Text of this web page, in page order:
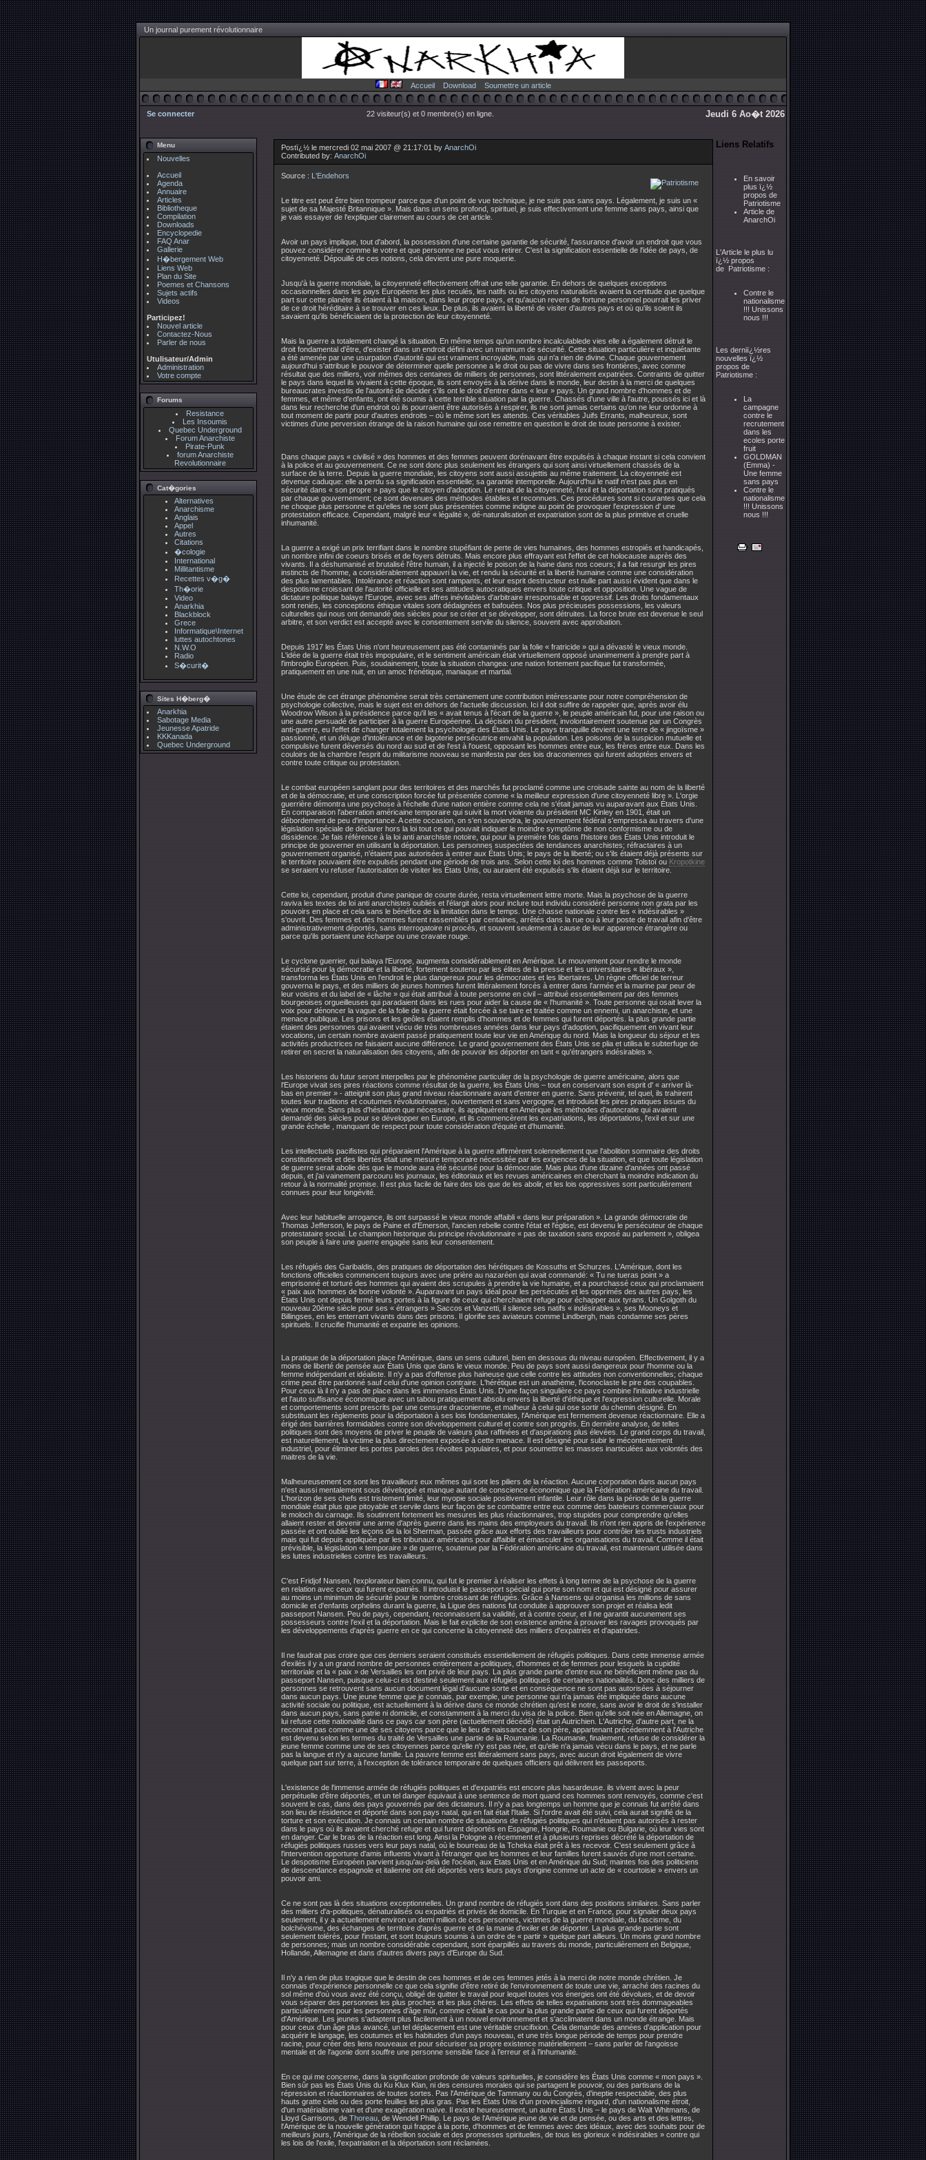
Un journal purement révolutionnaire
Accueil Download Soumettre un article
Se connecter 22 visiteur(s) et 0 membre(s) en ligne. Jeudi 6 Ao�t 2026
Menu
Nouvelles
Accueil
Agenda
Annuaire
Articles
Bibliotheque
Compilation
Downloads
Encyclopedie
FAQ Anar
Gallerie
H�bergement Web
Liens Web
Plan du Site
Poemes et Chansons
Sujets actifs
Videos
Participez!
Nouvel article
Contactez-Nous
Parler de nous
Utulisateur/Admin
Administration
Votre compte
Forums
Resistance
Les Insoumis
Quebec Underground
Forum Anarchiste
Pirate-Punk
forum Anarchiste
Revolutionnaire
Cat�gories
Alternatives
Anarchisme
Anglais
Appel
Autres
Citations
�cologie
International
Millitantisme
Recettes v�g�
Th�orie
Video
Anarkhia
Blackblock
Grece
Informatique\Internet
luttes autochtones
N.W.O
Radio
S�curit�
Sites H�berg�
Anarkhia
Sabotage Media
Jeunesse Apatride
KKKanada
Quebec Underground
Postï¿½ le mercredi 02 mai 2007 @ 21:17:01 by AnarchOi
Contributed by: AnarchOi
Source : L'Endehors
Le titre est peut être bien trompeur parce que d'un point de vue technique, je ne suis pas sans pays. Légalement, je suis un «
sujet de sa Majesté Britannique ». Mais dans un sens profond, spirituel, je suis effectivement une femme sans pays, ainsi que
je vais essayer de l'expliquer clairement au cours de cet article.
Avoir un pays implique, tout d'abord, la possession d'une certaine garantie de sécurité, l'assurance d'avoir un endroit que vous
pouvez considérer comme le votre et que personne ne peut vous retirer. C'est la signification essentielle de l'idée de pays, de
citoyenneté. Dépouillé de ces notions, cela devient une pure moquerie.
Jusqu'à la guerre mondiale, la citoyenneté effectivement offrait une telle garantie. En dehors de quelques exceptions
occasionnelles dans les pays Européens les plus reculés, les natifs ou les citoyens naturalisés avaient la certitude que quelque
part sur cette planète ils étaient à la maison, dans leur propre pays, et qu'aucun revers de fortune personnel pourrait les priver
de ce droit héréditaire à se trouver en ces lieux. De plus, ils avaient la liberté de visiter d'autres pays et où qu'ils soient ils
savaient qu'ils bénéficiaient de la protection de leur citoyenneté.
Mais la guerre a totalement changé la situation. En même temps qu'un nombre incalculablede vies elle a également détruit le
droit fondamental d'être, d'exister dans un endroit défini avec un minimum de sécurité. Cette situation particulière et inquiétante
a été amenée par une usurpation d'autorité qui est vraiment incroyable, mais qui n'a rien de divine. Chaque gouvernement
aujourd'hui s'attribue le pouvoir de déterminer quelle personne a le droit ou pas de vivre dans ses frontières, avec comme
résultat que des milliers, voir mêmes des centaines de milliers de personnes, sont littéralement expatriées. Contraints de quitter
le pays dans lequel ils vivaient à cette époque, ils sont envoyés à la dérive dans le monde, leur destin à la merci de quelques
bureaucrates investis de l'autorité de décider s'ils ont le droit d'entrer dans « leur » pays. Un grand nombre d'hommes et de
femmes, et même d'enfants, ont été soumis à cette terrible situation par la guerre. Chassés d'une ville à l'autre, poussés ici et là
dans leur recherche d'un endroit où ils pourraient être autorisés à respirer, ils ne sont jamais certains qu'on ne leur ordonne à
tout moment de partir pour d'autres endroits – où le même sort les attends. Ces véritables Juifs Errants, malheureux, sont
victimes d'une perversion étrange de la raison humaine qui ose remettre en question le droit de toute personne à exister.
Dans chaque pays « civilisé » des hommes et des femmes peuvent dorénavant être expulsés à chaque instant si cela convient
à la police et au gouvernement. Ce ne sont donc plus seulement les étrangers qui sont ainsi virtuellement chassés de la
surface de la terre. Depuis la guerre mondiale, les citoyens sont aussi assujettis au même traitement. La citoyenneté est
devenue caduque: elle a perdu sa signification essentielle; sa garantie intemporelle. Aujourd'hui le natif n'est pas plus en
sécurité dans « son propre » pays que le citoyen d'adoption. Le retrait de la citoyenneté, l'exil et la déportation sont pratiqués
par chaque gouvernement; ce sont devenues des méthodes établies et reconnues. Ces procédures sont si courantes que cela
ne choque plus personne et qu'elles ne sont plus présentées comme indigne au point de provoquer l'expression d' une
protestation efficace. Cependant, malgré leur « légalité », dé-naturalisation et expatriation sont de la plus primitive et cruelle
inhumanité.
La guerre a exigé un prix terrifiant dans le nombre stupéfiant de perte de vies humaines, des hommes estropiés et handicapés,
un nombre infini de coeurs brisés et de foyers détruits. Mais encore plus effrayant est l'effet de cet holocauste auprès des
vivants. Il a déshumanisé et brutalisé l'être humain, il a injecté le poison de la haine dans nos coeurs; il a fait resurgir les pires
instincts de l'homme, a considérablement appauvri la vie, et rendu la sécurité et la liberté humaine comme une considération
des plus lamentables. Intolérance et réaction sont rampants, et leur esprit destructeur est nulle part aussi évident que dans le
despotisme croissant de l'autorité officielle et ses attitudes autocratiques envers toute critique et opposition. Une vague de
dictature politique balaye l'Europe, avec ses affres inévitables d'arbitraire irresponsable et oppressif. Les droits fondamentaux
sont reniés, les conceptions éthique vitales sont dédaignées et bafouées. Nos plus précieuses possessions, les valeurs
culturelles qui nous ont demandé des siècles pour se créer et se développer, sont détruites. La force brute est devenue le seul
arbitre, et son verdict est accepté avec le consentement servile du silence, souvent avec approbation.
Depuis 1917 les États Unis n'ont heureusement pas été contaminés par la folie « fratricide » qui a dévasté le vieux monde.
L'idée de la guerre était très impopulaire, et le sentiment américain était virtuellement opposé unanimement à prendre part à
l'imbroglio Européen. Puis, soudainement, toute la situation changea: une nation fortement pacifique fut transformée,
pratiquement en une nuit, en un amoc frénétique, maniaque et martial.
Une étude de cet étrange phénomène serait très certainement une contribution intéressante pour notre compréhension de
psychologie collective, mais le sujet est en dehors de l'actuelle discussion. Ici il doit suffire de rappeler que, après avoir élu
Woodrow Wilson à la présidence parce qu'il les « avait tenus à l'écart de la guerre », le peuple américain fut, pour une raison ou
une autre persuadé de participer à la guerre Européenne. La décision du président, involontairement soutenue par un Congrès
anti-guerre, eu l'effet de changer totalement la psychologie des États Unis. Le pays tranquille devient une terre de « jingoïsme »
passionné, et un déluge d'intolérance et de bigoterie persécutrice envahit la population. Les poisons de la suspicion mutuelle et
compulsive furent déversés du nord au sud et de l'est à l'ouest, opposant les hommes entre eux, les frères entre eux. Dans les
couloirs de la chambre l'esprit du militarisme nouveau se manifesta par des lois draconiennes qui furent adoptées envers et
contre toute critique ou protestation.
Le combat européen sanglant pour des territoires et des marchés fut proclamé comme une croisade sainte au nom de la liberté
et de la démocratie, et une conscription forcée fut présentée comme « la meilleur expression d'une citoyenneté libre ». L'orgie
guerrière démontra une psychose à l'échelle d'une nation entière comme cela ne s'était jamais vu auparavant aux États Unis.
En comparaison l'aberration américaine temporaire qui suivit la mort violente du président MC Kinley en 1901, était un
débordement de peu d'importance. A cette occasion, on s'en souviendra, le gouvernement fédéral s'empressa au travers d'une
législation spéciale de déclarer hors la loi tout ce qui pouvait indiquer le moindre symptôme de non conformisme ou de
dissidence. Je fais référence à la loi anti anarchiste notoire, qui pour la première fois dans l'histoire des États Unis introduit le
principe de gouverner en utilisant la déportation. Les personnes suspectées de tendances anarchistes; réfractaires à un
gouvernement organisé, n'étaient pas autorisées à entrer aux États Unis; le pays de la liberté; ou s'ils étaient déjà présents sur
le territoire pouvaient être expulsés pendant une période de trois ans. Selon cette loi des hommes comme Tolstoï ou Kropotkine
se seraient vu refuser l'autorisation de visiter les États Unis, ou auraient été expulsés s'ils étaient déjà sur le territoire.
Cette loi, cependant, produit d'une panique de courte durée, resta virtuellement lettre morte. Mais la psychose de la guerre
raviva les textes de loi anti anarchistes oubliés et l'élargit alors pour inclure tout individu considéré personne non grata par les
pouvoirs en place et cela sans le bénéfice de la limitation dans le temps. Une chasse nationale contre les « indésirables »
s'ouvrit. Des femmes et des hommes furent rassemblés par centaines, arrêtés dans la rue ou à leur poste de travail afin d'être
administrativement déportés, sans interrogatoire ni procès, et souvent seulement à cause de leur apparence étrangère ou
parce qu'ils portaient une écharpe ou une cravate rouge.
Le cyclone guerrier, qui balaya l'Europe, augmenta considérablement en Amérique. Le mouvement pour rendre le monde
sécurisé pour la démocratie et la liberté, fortement soutenu par les élites de la presse et les universitaires « libéraux »,
transforma les États Unis en l'endroit le plus dangereux pour les démocrates et les libertaires. Un règne officiel de terreur
gouverna le pays, et des milliers de jeunes hommes furent littéralement forcés à entrer dans l'armée et la marine par peur de
leur voisins et du label de « lâche » qui était attribué à toute personne en civil – attribué essentiellement par des femmes
bourgeoises orgueilleuses qui paradaient dans les rues pour aider la cause de « l'humanité ». Toute personne qui osait lever la
voix pour dénoncer la vague de la folie de la guerre était forcée à se taire et traitée comme un ennemi, un anarchiste, et une
menace publique. Les prisons et les geôles étaient remplis d'hommes et de femmes qui furent déportés. la plus grande partie
étaient des personnes qui avaient vécu de très nombreuses années dans leur pays d'adoption, pacifiquement en vivant leur
vocations, un certain nombre avaient passé pratiquement toute leur vie en Amérique du nord. Mais la longueur du séjour et les
activités productrices ne faisaient aucune différence. Le grand gouvernement des États Unis se plia et utilisa le subterfuge de
retirer en secret la naturalisation des citoyens, afin de pouvoir les déporter en tant « qu'étrangers indésirables ».
Les historiens du futur seront interpelles par le phénomène particulier de la psychologie de guerre américaine, alors que
l'Europe vivait ses pires réactions comme résultat de la guerre, les États Unis – tout en conservant son esprit d' « arriver là-
bas en premier » - atteignit son plus grand niveau réactionnaire avant d'entrer en guerre. Sans prévenir, tel quel, ils trahirent
toutes leur traditions et coutumes révolutionnaires, ouvertement et sans vergogne, et introduisit les pires pratiques issues du
vieux monde. Sans plus d'hésitation que nécessaire, ils appliquèrent en Amérique les méthodes d'autocratie qui avaient
demandé des siècles pour se développer en Europe, et ils commencèrent les expatriations, les déportations, l'exil et sur une
grande échelle , manquant de respect pour toute considération d'équité et d'humanité.
Les intellectuels pacifistes qui préparaient l'Amérique à la guerre affirmèrent solennellement que l'abolition sommaire des droits
constitutionnels et des libertés était une mesure temporaire nécessitée par les exigences de la situation, et que toute législation
de guerre serait abolie dès que le monde aura été sécurisé pour la démocratie. Mais plus d'une dizaine d'années ont passé
depuis, et j'ai vainement parcouru les journaux, les éditoriaux et les revues américaines en cherchant la moindre indication du
retour à la normalité promise. Il est plus facile de faire des lois que de les abolir, et les lois oppressives sont particulièrement
connues pour leur longévité.
Avec leur habituelle arrogance, ils ont surpassé le vieux monde affaibli « dans leur préparation ». La grande démocratie de
Thomas Jefferson, le pays de Paine et d'Emerson, l'ancien rebelle contre l'état et l'église, est devenu le persécuteur de chaque
protestataire social. Le champion historique du principe révolutionnaire « pas de taxation sans exposé au parlement », obligea
son peuple à faire une guerre engagée sans leur consentement.
Les réfugiés des Garibaldis, des pratiques de déportation des hérétiques de Kossuths et Schurzes. L'Amérique, dont les
fonctions officielles commencent toujours avec une prière au nazaréen qui avait commandé: « Tu ne tueras point » a
emprisonné et torturé des hommes qui avaient des scrupules à prendre la vie humaine, et a pourchassé ceux qui proclamaient
« paix aux hommes de bonne volonté ». Auparavant un pays idéal pour les persécutés et les opprimés des autres pays, les
États Unis ont depuis fermé leurs portes à la figure de ceux qui cherchaient refuge pour échapper aux tyrans. Un Golgoth du
nouveau 20ème siècle pour ses « étrangers » Saccos et Vanzetti, il silence ses natifs « indésirables », ses Mooneys et
Billingses, en les enterrant vivants dans des prisons. Il glorifie ses aviateurs comme Lindbergh, mais condamne ses pères
spirituels. Il crucifie l'humanité et expatrie les opinions.
La pratique de la déportation place l'Amérique, dans un sens culturel, bien en dessous du niveau européen. Effectivement, il y a
moins de liberté de pensée aux États Unis que dans le vieux monde. Peu de pays sont aussi dangereux pour l'homme ou la
femme indépendant et idéaliste. Il n'y a pas d'offense plus haineuse que celle contre les attitudes non conventionnelles; chaque
crime peut être pardonné sauf celui d'une opinion contraire. L'hérétique est un anathème, l'iconoclaste le pire des coupables.
Pour ceux là il n'y a pas de place dans les immenses États Unis. D'une façon singulière ce pays combine l'initiative industrielle
et l'auto suffisance économique avec un tabou pratiquement absolu envers la liberté d'éthique et l'expression culturelle. Morale
et comportements sont prescrits par une censure draconienne, et malheur à celui qui ose sortir du chemin désigné. En
substituant les règlements pour la déportation à ses lois fondamentales, l'Amérique est fermement devenue réactionnaire. Elle a
érigé des barrières formidables contre son développement culturel et contre son progrès. En dernière analyse, de telles
politiques sont des moyens de priver le peuple de valeurs plus raffinées et d'aspirations plus élevées. Le grand corps du travail,
est naturellement, la victime la plus directement exposée à cette menace. Il est désigné pour subir le mécontentement
industriel, pour éliminer les portes paroles des révoltes populaires, et pour soumettre les masses inarticulées aux volontés des
maitres de la vie.
Malheureusement ce sont les travailleurs eux mêmes qui sont les piliers de la réaction. Aucune corporation dans aucun pays
n'est aussi mentalement sous développé et manque autant de conscience économique que la Fédération américaine du travail.
L'horizon de ses chefs est tristement limité, leur myopie sociale positivement infantile. Leur rôle dans la période de la guerre
mondiale était plus que pitoyable et servile dans leur façon de se combattre entre eux comme des bateleurs commerciaux pour
le moloch du carnage. Ils soutinrent fortement les mesures les plus réactionnaires, trop stupides pour comprendre qu'elles
allaient rester et devenir une arme d'après guerre dans les mains des employeurs du travail. Ils n'ont rien appris de l'expérience
passée et ont oublié les leçons de la loi Sherman, passée grâce aux efforts des travailleurs pour contrôler les trusts industriels
mais qui fut depuis appliquée par les tribunaux américains pour affaiblir et émasculer les organisations du travail. Comme il était
prévisible, la législation « temporaire » de guerre, soutenue par la Fédération américaine du travail, est maintenant utilisée dans
les luttes industrielles contre les travailleurs.
C'est Fridjof Nansen, l'explorateur bien connu, qui fut le premier à réaliser les effets à long terme de la psychose de la guerre
en relation avec ceux qui furent expatriés. Il introduisit le passeport spécial qui porte son nom et qui est désigné pour assurer
au moins un minimum de sécurité pour le nombre croissant de réfugiés. Grâce à Nansens qui organisa les millions de sans
domicile et d'enfants orphelins durant la guerre, la Ligue des nations fut conduite à approuver son projet et réalisa ledit
passeport Nansen. Peu de pays, cependant, reconnaissent sa validité, et à contre coeur, et il ne garantit aucunement ses
possesseurs contre l'exil et la déportation. Mais le fait explicite de son existence amène à prouver les ravages provoqués par
les développements d'après guerre en ce qui concerne la citoyenneté des milliers d'expatriés et d'apatrides.
Il ne faudrait pas croire que ces derniers seraient constitués essentiellement de réfugiés politiques. Dans cette immense armée
d'exilés il y a un grand nombre de personnes entièrement a-politiques, d'hommes et de femmes pour lesquels la cupidité
territoriale et la « paix » de Versailles les ont privé de leur pays. La plus grande partie d'entre eux ne bénéficient même pas du
passeport Nansen, puisque celui-ci est destiné seulement aux réfugiés politiques de certaines nationalités. Donc des milliers de
personnes se retrouvent sans aucun document légal d'aucune sorte et en conséquence ne sont pas autorisées à séjourner
dans aucun pays. Une jeune femme que je connais, par exemple, une personne qui n'a jamais été impliquée dans aucune
activité sociale ou politique, est actuellement à la dérive dans ce monde chrétien qu'est le notre, sans avoir le droit de s'installer
dans aucun pays, sans patrie ni domicile, et constamment à la merci du visa de la police. Bien qu'elle soit née en Allemagne, on
lui refuse cette nationalité dans ce pays car son père (actuellement décédé) était un Autrichien. L'Autriche, d'autre part, ne la
reconnait pas comme une de ses citoyens parce que le lieu de naissance de son père, appartenant précédemment à l'Autriche
est devenu selon les termes du traité de Versailles une partie de la Roumanie. La Roumanie, finalement, refuse de considérer la
jeune femme comme une de ses citoyennes parce qu'elle n'y est pas née, et qu'elle n'a jamais vécu dans le pays, et ne parle
pas la langue et n'y a aucune famille. La pauvre femme est littéralement sans pays, avec aucun droit légalement de vivre
quelque part sur terre, à l'exception de tolérance temporaire de quelques officiers qui délivrent les passeports.
L'existence de l'immense armée de réfugiés politiques et d'expatriés est encore plus hasardeuse. ils vivent avec la peur
perpétuelle d'être déportés, et un tel danger équivaut à une sentence de mort quand ces hommes sont renvoyés, comme c'est
souvent le cas, dans des pays gouvernés par des dictateurs. Il n'y a pas longtemps un homme que je connais fut arrêté dans
son lieu de résidence et déporté dans son pays natal, qui en fait était l'Italie. Si l'ordre avait été suivi, cela aurait signifié de la
torture et son exécution. Je connais un certain nombre de situations de réfugiés politiques qui n'étaient pas autorisés à rester
dans le pays où ils avaient cherché refuge et qui furent déportés en Espagne, Hongrie, Roumanie ou Bulgarie, où leur vies sont
en danger. Car le bras de la réaction est long. Ainsi la Pologne a récemment et à plusieurs reprises décrété la déportation de
réfugiés politiques russes vers leur pays natal, où le bourreau de la Tcheka était prêt à les recevoir. C'est seulement grâce à
l'intervention opportune d'amis influents vivant à l'étranger que les hommes et leur familles furent sauvés d'une mort certaine.
Le despotisme Européen parvient jusqu'au-delà de l'océan, aux Etats Unis et en Amérique du Sud; maintes fois des politiciens
de descendance espagnole et italienne ont été déportés vers leurs pays d'origine comme un acte de « courtoisie » envers un
pouvoir ami.
Ce ne sont pas là des situations exceptionnelles. Un grand nombre de réfugiés sont dans des positions similaires. Sans parler
des milliers d'a-politiques, dénaturalisés ou expatriés et privés de domicile. En Turquie et en France, pour signaler deux pays
seulement, il y a actuellement environ un demi million de ces personnes, victimes de la guerre mondiale, du fascisme, du
bolchévisme, des échanges de territoire d'après guerre et de la manie d'exiler et de déporter. La plus grande partie sont
seulement tolérés, pour l'instant, et sont toujours soumis à un ordre de « partir » quelque part ailleurs. Un moins grand nombre
de personnes; mais un nombre considérable cependant, sont éparpillés au travers du monde, particulièrement en Belgique,
Hollande, Allemagne et dans d'autres divers pays d'Europe du Sud.
Il n'y a rien de plus tragique que le destin de ces hommes et de ces femmes jetés à la merci de notre monde chrétien. Je
connais d'expérience personnelle ce que cela signifie d'être retiré de l'environnement de toute une vie, arraché des racines du
sol même d'où vous avez été conçu, obligé de quitter le travail pour lequel toutes vos énergies ont été dévolues, et de devoir
vous séparer des personnes les plus proches et les plus chères. Les effets de telles expatriations sont très dommageables
particulièrement pour les personnes d'âge mûr, comme c'était le cas pour la plus grande partie de ceux qui furent déportés
d'Amérique. Les jeunes s'adaptent plus facilement à un nouvel environnement et s'acclimatent dans un monde étrange. Mais
pour ceux d'un âge plus avancé, un tel déplacement est une véritable crucifixion. Cela demande des années d'application pour
acquérir le langage, les coutumes et les habitudes d'un pays nouveau, et une très longue période de temps pour prendre
racine, pour créer des liens nouveaux et pour sécuriser sa propre existence matériellement – sans parler de l'angoisse
mentale et de l'agonie dont souffre une personne sensible face à l'erreur et à l'inhumanité.
En ce qui me concerne, dans la signification profonde de valeurs spirituelles, je considère les États Unis comme « mon pays ».
Bien sûr pas les États Unis du Ku Klux Klan, ni des censures morales qui se partagent le pouvoir, ou des partisans de la
répression et réactionnaires de toutes sortes. Pas l'Amérique de Tammany ou du Congrès, d'ineptie respectable, des plus
hauts gratte ciels ou des porte feuilles les plus gras. Pas les États Unis d'un provincialisme ringard, d'un nationalisme étroit,
d'un matérialisme vain et d'une exagération naïve. Il existe heureusement, un autre États Unis – le pays de Walt Whitmans, de
Lloyd Garrisons, de Thoreau , de Wendell Phillip. Le pays de l'Amérique jeune de vie et de pensée, ou des arts et des lettres,
l'Amérique de la nouvelle génération qui frappe à la porte, d'hommes et de femmes avec des idéaux, avec des souhaits pour de
meilleurs jours, l'Amérique de la rébellion sociale et des promesses spirituelles, de tous les glorieux « indésirables » contre qui
les lois de l'exile, l'expatriation et la déportation sont réclamées.
Liens Relatifs
En savoir
plus ï¿½
propos de
Patriotisme
Article de
AnarchOi
L'Article le plus lu
ï¿½ propos
de Patriotisme :
Contre le
nationalisme
!!! Unissons
nous !!!
Les derniï¿½res
nouvelles ï¿½
propos de
Patriotisme :
La
campagne
contre le
recrutement
dans les
ecoles porte
fruit
GOLDMAN
(Emma) -
Une femme
sans pays
Contre le
nationalisme
!!! Unissons
nous !!!